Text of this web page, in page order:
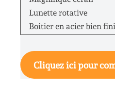
Lunette rotative
Boitier en acier bien fini
Cliquez ici pour